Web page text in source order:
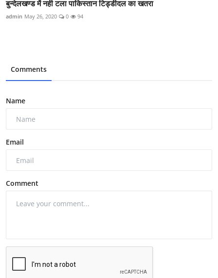
बुन्देलखण्ड में नही टला पाकिस्तान टिड्डीदल का खतरा
admin May 26, 2020 0 94
Comments
Name
Email
Comment